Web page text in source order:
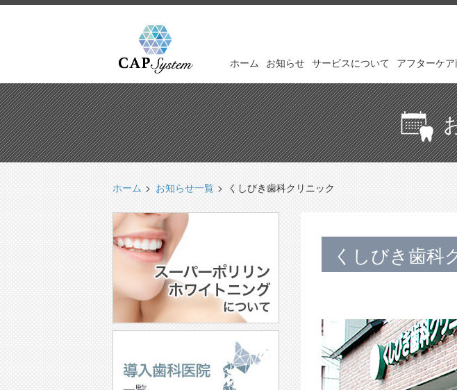
ホーム お知らせ サービスについて アフターケ
ホーム お知らせ一覧 くしびき歯科クリニック
くしびき歯科